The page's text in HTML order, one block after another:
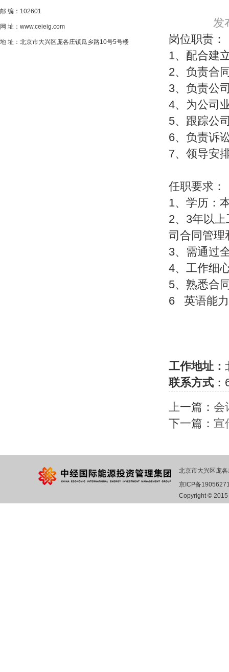
邮 编：102601
网 址：www.ceieig.com
地 址：北京市大兴区庞各庄镇瓜乡路10号5号楼
发
岗位职责：
1、配合建
2、负责合
3、负责公
4、为公司
5、跟踪公
6、负责诉
7、领导安
任职要求：
1、学历：
2、3年以
司合同管理
3、需通过
4、工作细
5、熟悉合
6 英语能
工作地址：
联系方式
上一篇： 会
下一篇： 宣
北京市大兴区庞
京ICP备
Copyright © 2015